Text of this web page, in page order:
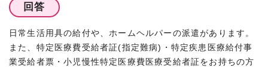
回答
日常生活用具の給付や、ホームヘルパーの派遣があります。
また、特定医療費受給者証(指定難病)・特定疾患医療給付事
業受給者票・小児慢性特定医療費医療受給者証をお持ちの方